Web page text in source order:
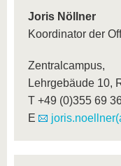
Joris Nöllner
Koordinator der
Zentralcampus,
Lehrgebäude 10,
T +49 (0)355 69
E